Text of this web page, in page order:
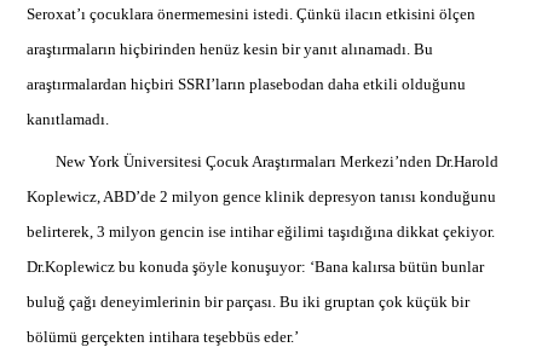
Seroxat’ı çocuklara önermemesini istedi. Çünkü ilacın etkisini ölçen
araştırmaların hiçbirinden henüz kesin bir yanıt alınamadı. Bu
araştırmalardan hiçbiri SSRI’ların plasebodan daha etkili olduğunu
kanıtlamadı.
New York Üniversitesi Çocuk Araştırmaları Merkezi’nden Dr.Harold
Koplewicz, ABD’de 2 milyon gence klinik depresyon tanısı konduğunu
belirterek, 3 milyon gencin ise intihar eğilimi taşıdığına dikkat çekiyor.
Dr.Koplewicz bu konuda şöyle konuşuyor: ‘Bana kalırsa bütün bunlar
buluğ çağı deneyimlerinin bir parçası. Bu iki gruptan çok küçük bir
bölümü gerçekten intihara teşebbüs eder.’